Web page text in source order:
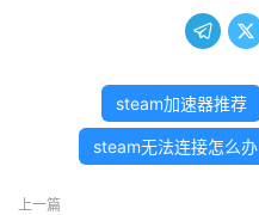
 
steam加速器推荐
steam无法连接怎么办
上一篇